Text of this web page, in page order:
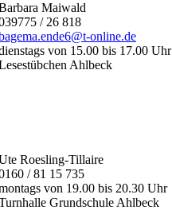
Maiwald
/ 26 818
online.de
von 15.00 bis 17.00 Uhr
Ahlbeck
Roesling-Tillaire
/ 81 15 735
von 19.00 bis 20.30 Uhr
Grundschule Ahlbeck